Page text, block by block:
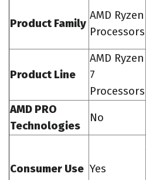
Product Family
AMD Ryzen
Processors
Product Line
AMD Ryzen
7
Processors
AMD PRO
Technologies
No
Consumer Use Yes